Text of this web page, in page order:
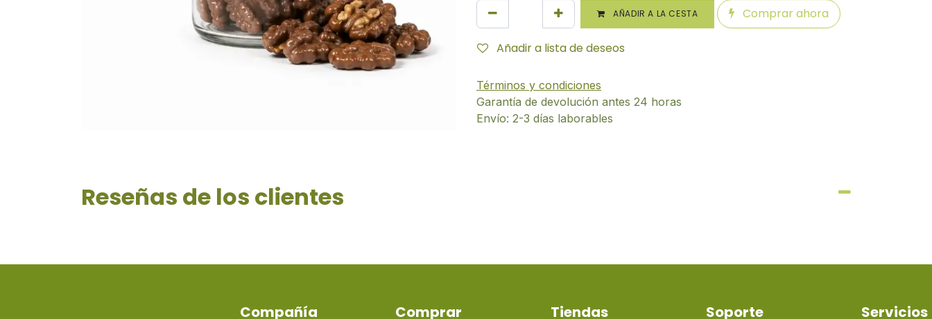
AÑADIR A LA CESTA Comprar ahora
Añadir a lista de deseos
Términos y condiciones
Garantía de devolución antes 24 horas
Envío: 2-3 días laborables
Reseñas de los clientes
Compañía Tiendas
Comprar Soporte Servicios